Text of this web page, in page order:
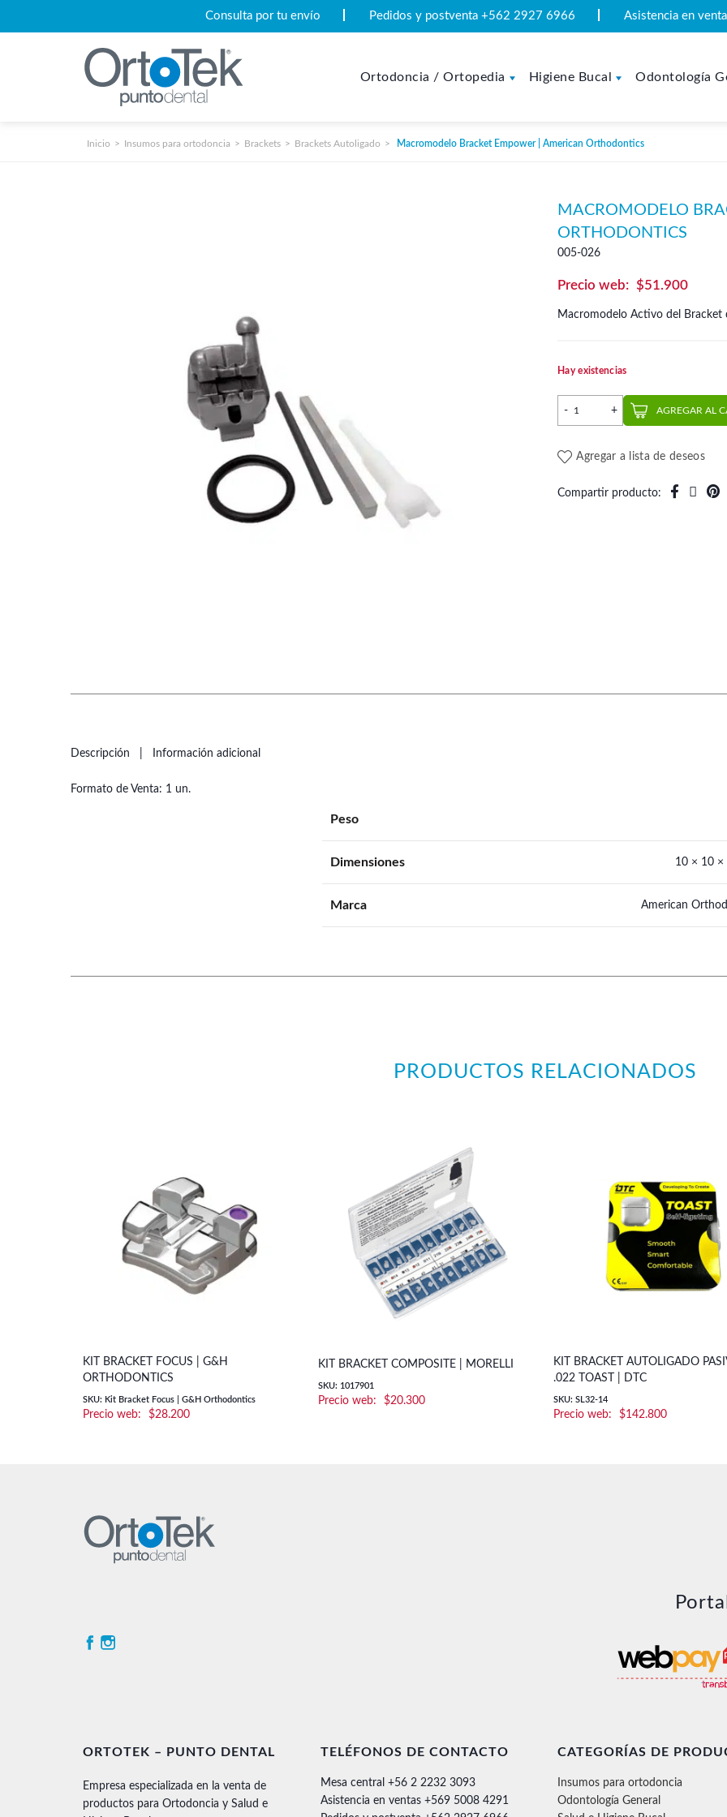
Consulta por tu envío Pedidos y postventa +562 2927 6966 Asistencia en
Ortodoncia / Ortopedia Higiene Bucal Odontología
Inicio Insumos para ortodoncia Brackets Brackets Autoligado Macromodelo Bracket Empower | American Orthodontics
MACROMODELO
ORTHODONTICS
005-026
$51.900
Macromodelo Activo del Bracket
Hay existencias
Macromodelo Bracket
AGREGAR AL
Agregar a lista de deseos
Compartir producto
Descripción Información adicional
Formato de Venta: 1 un.
Peso
Dimensiones 10 × 10 ×
Marca American
PRODUCTOS RELACIONADOS
KIT BRACKET FOCUS | G&H
ORTHODONTICS
SKU: Kit Bracket Focus | G&H Orthodontics
$28.200
KIT BRACKET COMPOSITE | MORELLI
SKU: 1017901
$20.300
KIT BRACKET AUTOLIGADO
.022 TOAST | DTC
SKU: SL32-14
$142.800
ORTOTEK – PUNTO DENTAL
Empresa especializada en la venta de
productos para Ortodoncia y Salud e
TELÉFONOS DE CONTACTO
Mesa central +56 2 2232 3093
Asistencia en ventas +569 5008 4291
CATEGORÍAS DE
Insumos para ortodoncia
Odontología General